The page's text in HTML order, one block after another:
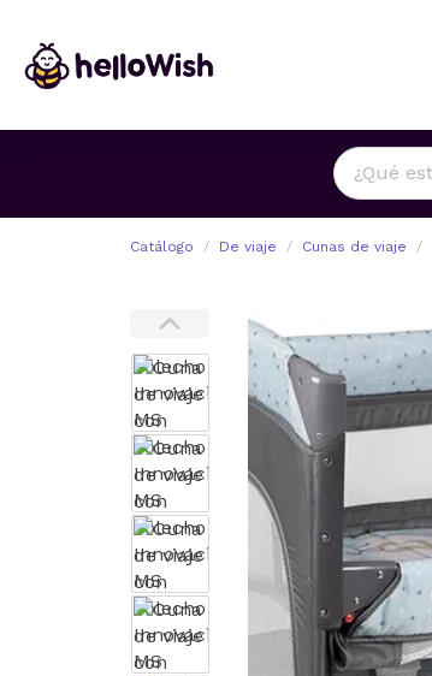
Catálogo De viaje Cunas de viaje